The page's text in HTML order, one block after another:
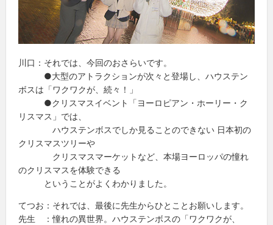
川口：それでは、今回のおさらいです。
●大型のアトラクションが次々と登場し、ハウステン
ボスは「ワクワクが、続々！」
●クリスマスイベント「ヨーロピアン・ホーリー・ク
リスマス」では、
ハウステンボスでしか見ることのできない 日本初の
クリスマスツリーや
クリスマスマーケットなど、本場ヨーロッパの憧れ
のクリスマスを体験できる
ということがよくわかりました。
てつお：それでは、最後に先生からひとことお願いします。
先生 ：憧れの異世界。ハウステンボスの「ワクワクが、